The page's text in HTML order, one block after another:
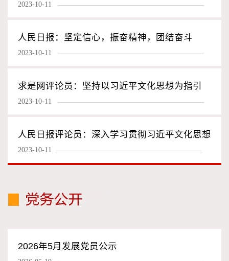
勇前进
2023-10-11
人民日报：坚定信心，振奋精神，团结奋斗
2023-10-11
求是网评论员：坚持以习近平文化思想为指引
切实担负起新时代新的文化使命
2023-10-11
人民日报评论员：深入学习贯彻习近平文化思想
2023-10-11
2026年5月发展党员公示